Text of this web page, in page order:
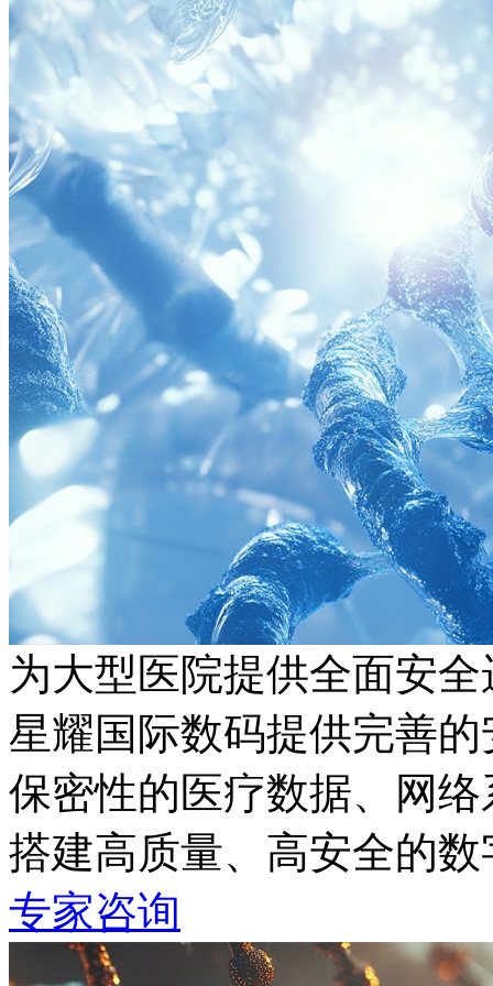
为大型医院提供全面安
星耀国际数码提供完善的
保密性的医疗数据、网
搭建高质量、高安全的
专家咨询